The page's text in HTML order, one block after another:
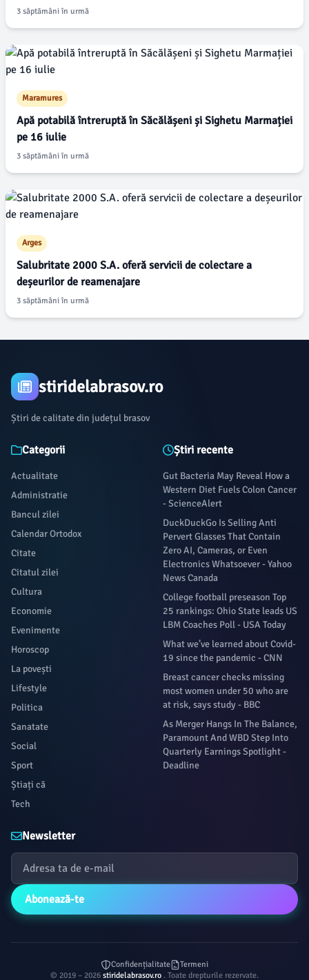
3 săptămâni în urmă
Maramures
Apă potabilă întreruptă în Săcălășeni și Sighetu Marmației
pe 16 iulie
3 săptămâni în urmă
Arges
Salubritate 2000 S.A. oferă servicii de colectare a
deșeurilor de reamenajare
3 săptămâni în urmă
stiridelabrasov.ro
Știri de calitate din județul brasov
Categorii
Actualitate
Administratie
Bancul zilei
Calendar Ortodox
Citate
Citatul zilei
Cultura
Economie
Evenimente
Horoscop
La povești
Lifestyle
Politica
Sanatate
Social
Sport
Știați că
Tech
Știri recente
Gut Bacteria May Reveal How a
Western Diet Fuels Colon Cancer
- ScienceAlert
DuckDuckGo Is Selling Anti
Pervert Glasses That Contain
Zero AI, Cameras, or Even
Electronics Whatsoever - Yahoo
News Canada
College football preseason Top
25 rankings: Ohio State leads US
LBM Coaches Poll - USA Today
What we’ve learned about Covid-
19 since the pandemic - CNN
Breast cancer checks missing
most women under 50 who are
at risk, says study - BBC
As Merger Hangs In The Balance,
Paramount And WBD Step Into
Quarterly Earnings Spotlight -
Deadline
Newsletter
Abonează-te
Confidențialitate
Termeni
© 2019 – 2026 stiridelabrasov.ro . Toate drepturile rezervate.